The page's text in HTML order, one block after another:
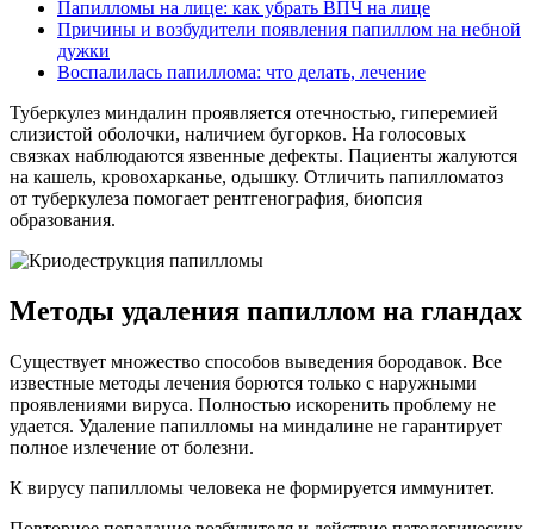
Папилломы на лице: как убрать ВПЧ на лице
Причины и возбудители появления папиллом на небной
дужки
Воспалилась папиллома: что делать, лечение
Туберкулез миндалин проявляется отечностью, гиперемией
слизистой оболочки, наличием бугорков. На голосовых
связках наблюдаются язвенные дефекты. Пациенты жалуются
на кашель, кровохарканье, одышку. Отличить папилломатоз
от туберкулеза помогает рентгенография, биопсия
образования.
Методы удаления папиллом на гландах
Существует множество способов выведения бородавок. Все
известные методы лечения борются только с наружными
проявлениями вируса. Полностью искоренить проблему не
удается. Удаление папилломы на миндалине не гарантирует
полное излечение от болезни.
К вирусу папилломы человека не формируется иммунитет.